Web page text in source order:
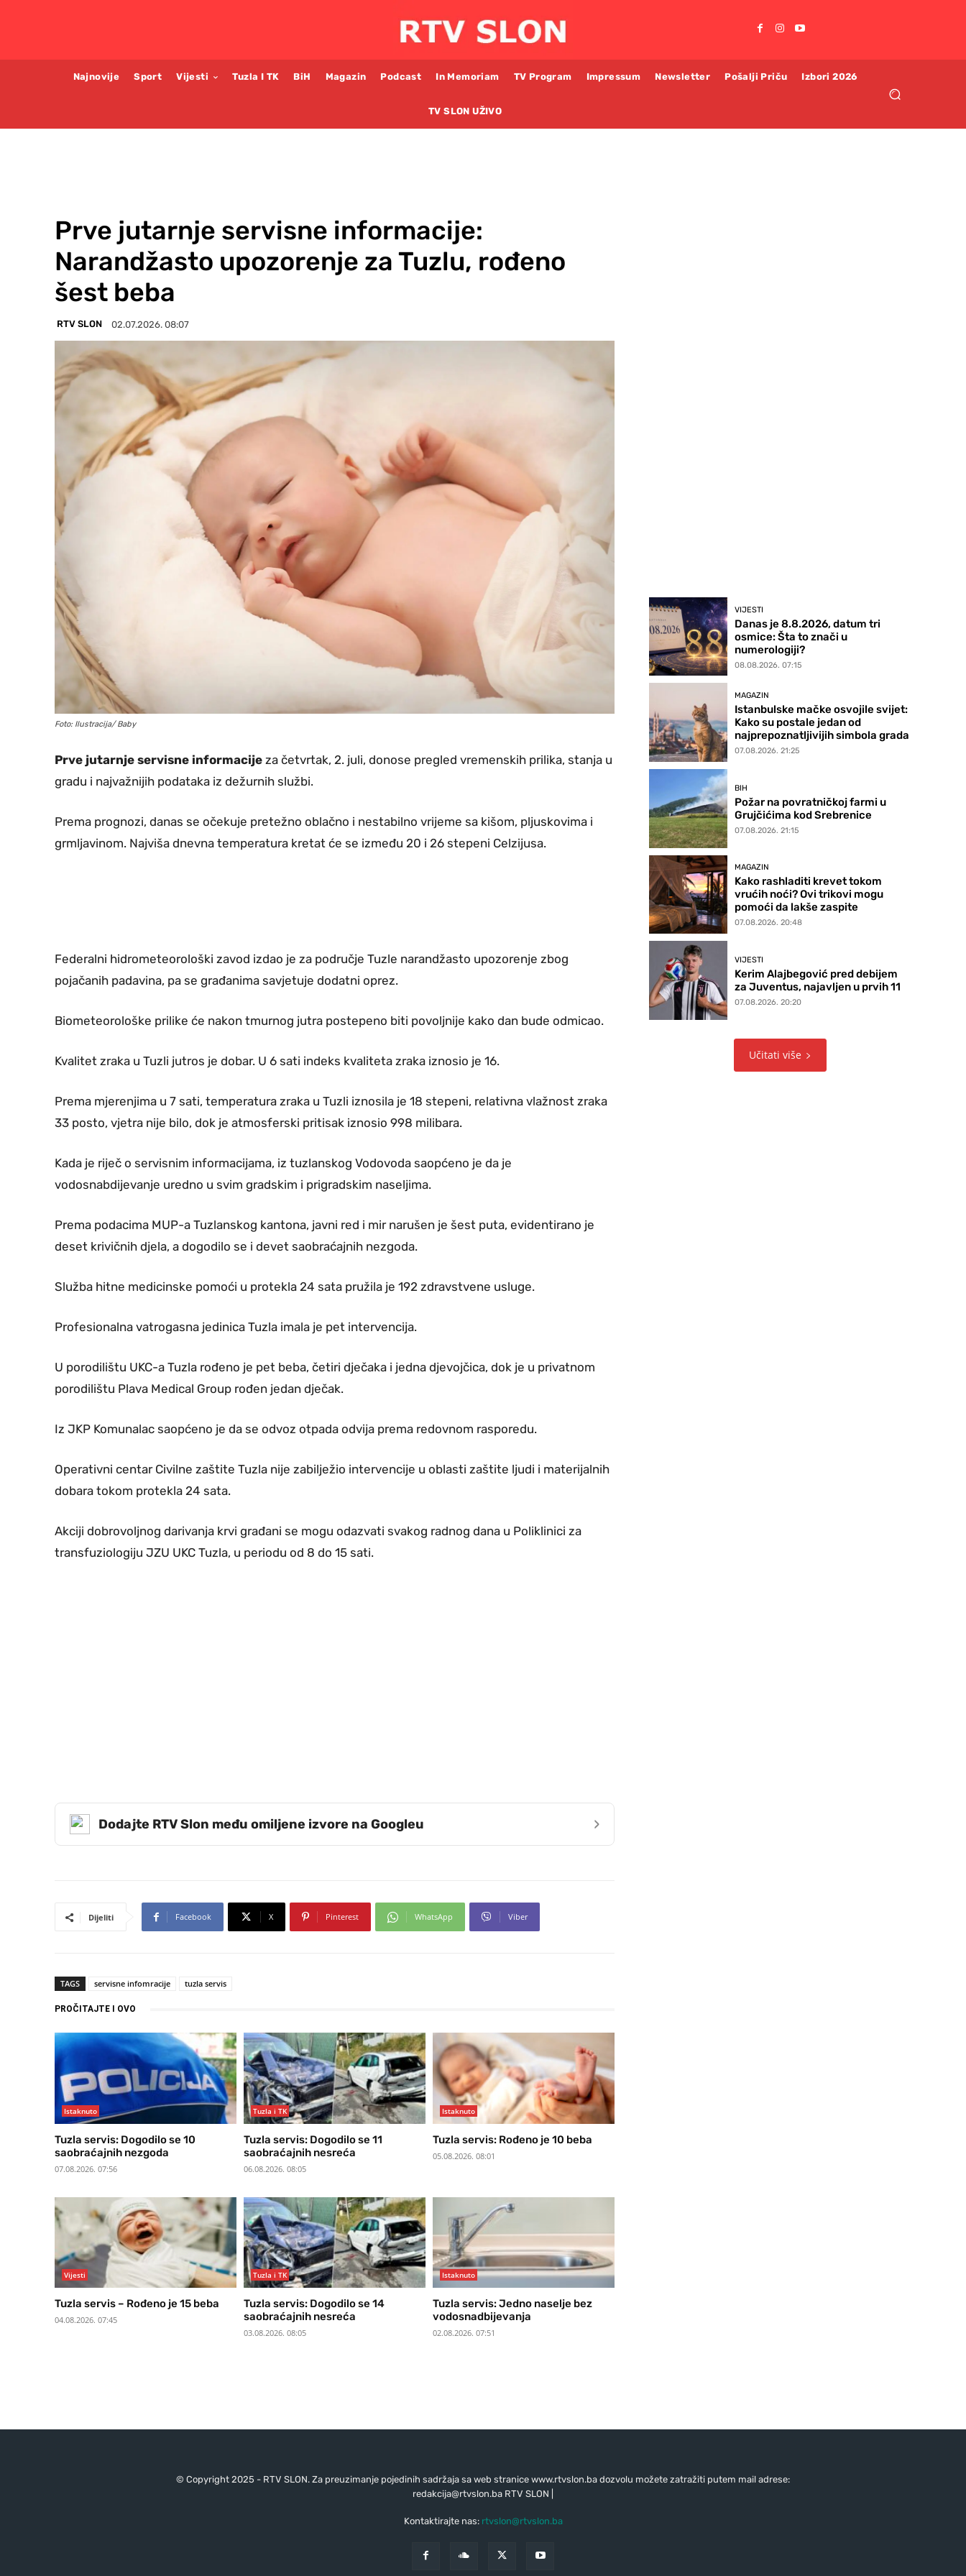
Najnovije Sport Vijesti Tuzla I TK BiH Magazin Podcast In Memoriam TV Program Impressum Newsletter Pošalji Priču Izbori 2026
TV SLON UŽIVO
Prve jutarnje servisne informacije:
Narandžasto upozorenje za Tuzlu, rođeno
šest beba
RTV SLON 02.07.2026. 08:07
Foto: Ilustracija/ Baby
Prve jutarnje servisne informacije za četvrtak, 2. juli, donose pregled vremenskih prilika, stanja u
gradu i najvažnijih podataka iz dežurnih službi.
Prema prognozi, danas se očekuje pretežno oblačno i nestabilno vrijeme sa kišom, pljuskovima i
grmljavinom. Najviša dnevna temperatura kretat će se između 20 i 26 stepeni Celzijusa.
Federalni hidrometeorološki zavod izdao je za područje Tuzle narandžasto upozorenje zbog
pojačanih padavina, pa se građanima savjetuje dodatni oprez.
Biometeorološke prilike će nakon tmurnog jutra postepeno biti povoljnije kako dan bude odmicao.
Kvalitet zraka u Tuzli jutros je dobar. U 6 sati indeks kvaliteta zraka iznosio je 16.
Prema mjerenjima u 7 sati, temperatura zraka u Tuzli iznosila je 18 stepeni, relativna vlažnost zraka
33 posto, vjetra nije bilo, dok je atmosferski pritisak iznosio 998 milibara.
Kada je riječ o servisnim informacijama, iz tuzlanskog Vodovoda saopćeno je da je
vodosnabdijevanje uredno u svim gradskim i prigradskim naseljima.
Prema podacima MUP-a Tuzlanskog kantona, javni red i mir narušen je šest puta, evidentirano je
deset krivičnih djela, a dogodilo se i devet saobraćajnih nezgoda.
Služba hitne medicinske pomoći u protekla 24 sata pružila je 192 zdravstvene usluge.
Profesionalna vatrogasna jedinica Tuzla imala je pet intervencija.
U porodilištu UKC-a Tuzla rođeno je pet beba, četiri dječaka i jedna djevojčica, dok je u privatnom
porodilištu Plava Medical Group rođen jedan dječak.
Iz JKP Komunalac saopćeno je da se odvoz otpada odvija prema redovnom rasporedu.
Operativni centar Civilne zaštite Tuzla nije zabilježio intervencije u oblasti zaštite ljudi i materijalnih
dobara tokom protekla 24 sata.
Akciji dobrovoljnog darivanja krvi građani se mogu odazvati svakog radnog dana u Poliklinici za
transfuziologiju JZU UKC Tuzla, u periodu od 8 do 15 sati.
Dodajte RTV Slon među omiljene izvore na Googleu ›
Dijeliti Facebook X Pinterest WhatsApp Viber
TAGS servisne infomracije tuzla servis
PROČITAJTE I OVO
Istaknuto
Tuzla servis: Dogodilo se 10
saobraćajnih nezgoda
07.08.2026. 07:56
Tuzla i TK
Tuzla servis: Dogodilo se 11
saobraćajnih nesreća
06.08.2026. 08:05
Istaknuto
Tuzla servis: Rođeno je 10 beba
05.08.2026. 08:01
Vijesti
Tuzla servis – Rođeno je 15 beba
04.08.2026. 07:45
Tuzla i TK
Tuzla servis: Dogodilo se 14
saobraćajnih nesreća
03.08.2026. 08:05
Istaknuto
Tuzla servis: Jedno naselje bez
vodosnadbijevanja
02.08.2026. 07:51
VIJESTI
Danas je 8.8.2026, datum tri
osmice: Šta to znači u
numerologiji?
08.08.2026. 07:15
MAGAZIN
Istanbulske mačke osvojile svijet:
Kako su postale jedan od
najprepoznatljivijih simbola grada
07.08.2026. 21:25
BIH
Požar na povratničkoj farmi u
Grujčićima kod Srebrenice
07.08.2026. 21:15
MAGAZIN
Kako rashladiti krevet tokom
vrućih noći? Ovi trikovi mogu
pomoći da lakše zaspite
07.08.2026. 20:48
VIJESTI
Kerim Alajbegović pred debijem
za Juventus, najavljen u prvih 11
07.08.2026. 20:20
Učitati više
© Copyright 2025 - RTV SLON. Za preuzimanje pojedinih sadržaja sa web stranice www.rtvslon.ba dozvolu možete zatražiti putem mail adrese:
redakcija@rtvslon.baRTV SLON |
Kontaktirajte nas: rtvslon@rtvslon.ba